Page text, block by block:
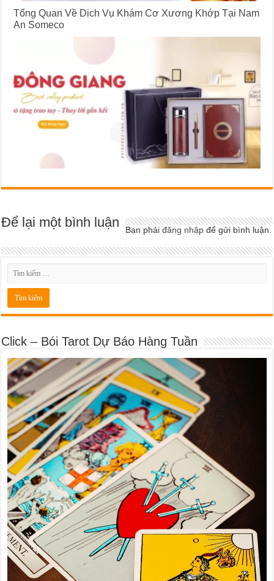
Tổng Quan Về Dịch Vụ Khám Cơ Xương Khớp Tại Nam
An Someco
Để lại một bình luận Bạn phảiđăng nhập để gửi bình luận.
Click – Bói Tarot Dự Báo Hàng Tuần